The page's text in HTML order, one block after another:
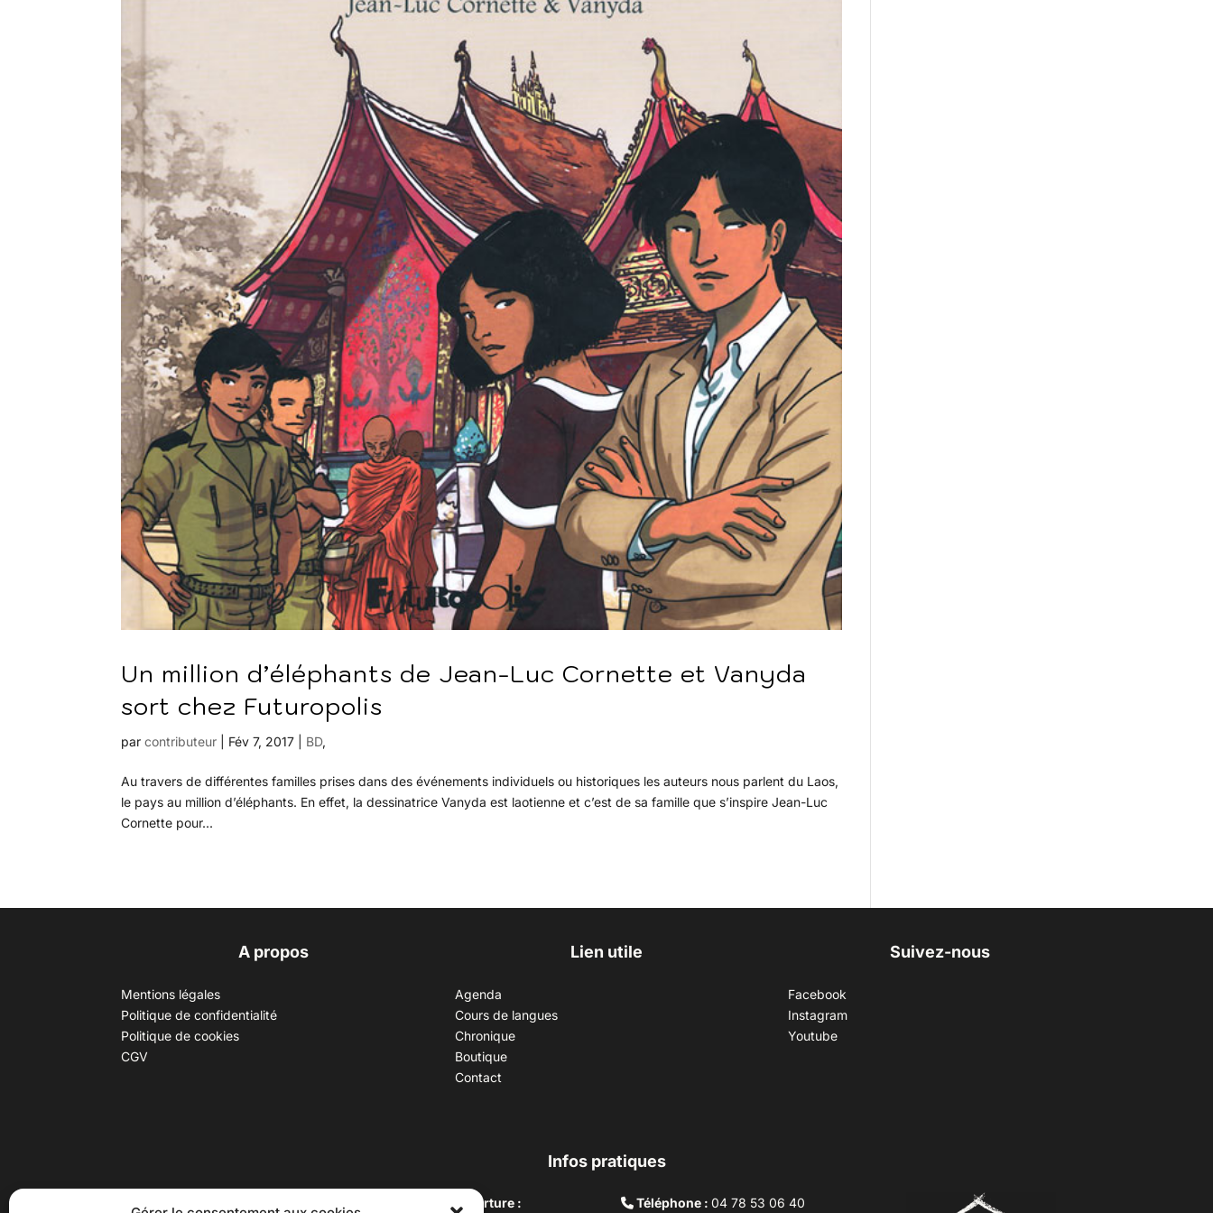
Un million d’éléphants de Jean-Luc Cornette et Vanyda
sort chez Futuropolis
parcontributeur Fév 7, 2017 BD,
Au travers de différentes familles prises dans des événements individuels ou historiques les auteurs nous parlent du Laos,
le pays au million d’éléphants. En effet, la dessinatrice Vanyda est laotienne et c’est de sa famille que s’inspire Jean-Luc
Cornette pour...
A propos
Mentions légales
Politique de confidentialité
Politique de cookies
CGV
Lien utile
Agenda
Cours de langues
Chronique
Boutique
Contact
Suivez-nous
Facebook
Instagram
Youtube
Infos pratiques
Horaires d’ouverture : Téléphone :04 78 53 06 40